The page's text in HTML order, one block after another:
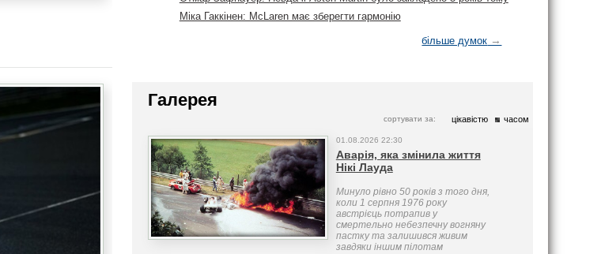
Міка Гаккінен: McLaren має зберегти гармонію
більше думок →
Галерея
сортувати за: цікавістю часом
01.08.2026 22:30
Аварія, яка змінила життя
Нікі Лауда
Минуло рівно 50 років з того дня,
коли 1 серпня 1976 року
австрієць потрапив у
смертельно небезпечну вогняну
пастку та залишився живим
завдяки іншим пілотам